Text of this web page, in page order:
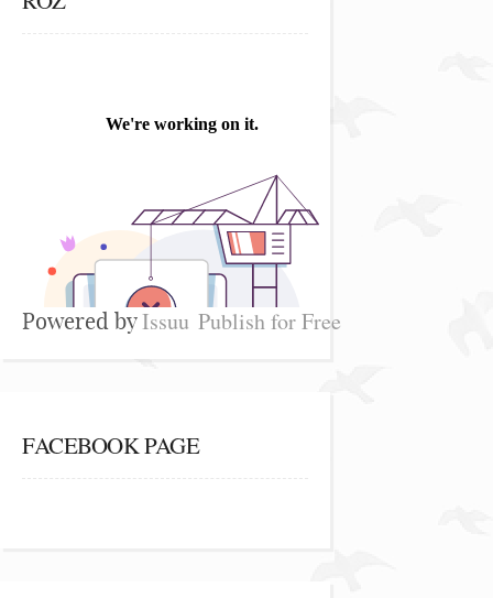
Powered byIssuu Publish for Free
FACEBOOK PAGE